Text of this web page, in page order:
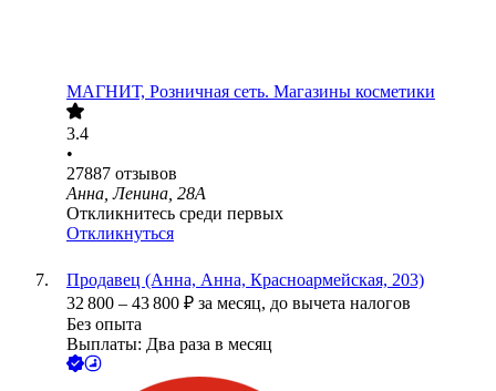
МАГНИТ, Розничная сеть. Магазины косметики
3.4
•
27887 отзывов
Анна, Ленина, 28А
Откликнитесь среди первых
Откликнуться
Продавец (Анна, Анна, Красноармейская, 203)
32 800 – 43 800 ₽ за месяц, до вычета налогов
Без опыта
Выплаты: Два раза в месяц